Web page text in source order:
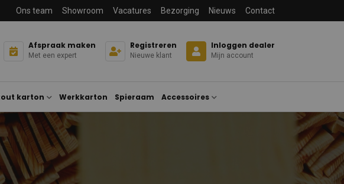
Ons team Showroom Vacatures Bezorging Nieuws Contact
Afspraak maken
Met een expert
Registreren
Nieuwe klant
Inloggen dealer
Mijn account
karton Werkkarton Spieraam Accessoires